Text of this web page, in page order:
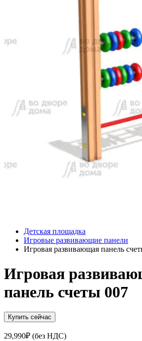
Детская площадка
Игровые развивающие панели
Игровая развивающая панель
Игровая
панель счеты 007
Купить сейчас
29,990₽ (без НДС)